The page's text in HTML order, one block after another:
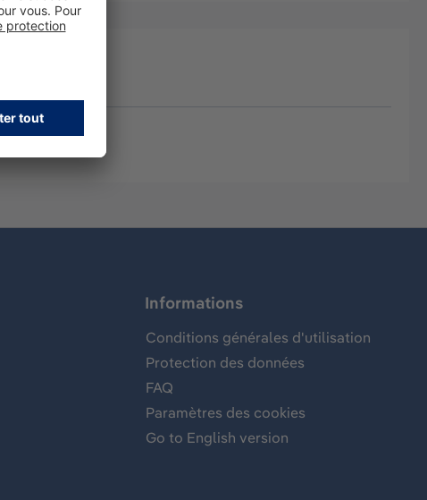
Informations
Conditions générales d'utilisation
Protection des données
FAQ
Paramètres des cookies
Go to English version